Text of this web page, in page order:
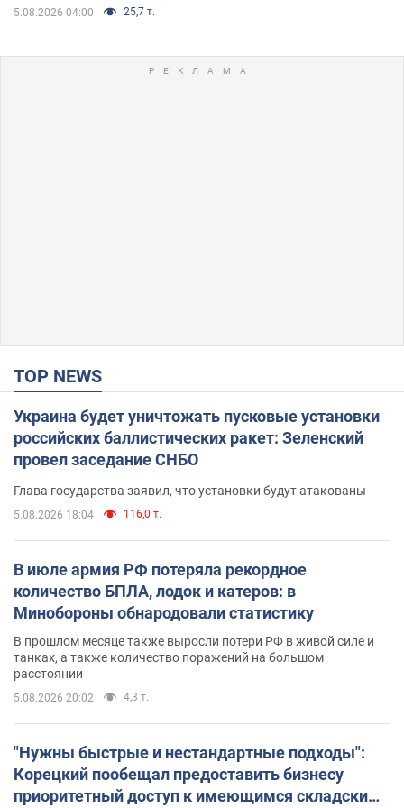
5.08.2026 04:00 25,7 т.
TOP NEWS
Украина будет уничтожать пусковые установки
российских баллистических ракет: Зеленский
провел заседание СНБО
Глава государства заявил, что установки будут атакованы
5.08.2026 18:04 116,0 т.
В июле армия РФ потеряла рекордное
количество БПЛА, лодок и катеров: в
Минобороны обнародовали статистику
В прошлом месяце также выросли потери РФ в живой силе и
танках, а также количество поражений на большом
расстоянии
5.08.2026 20:02 4,3 т.
"Нужны быстрые и нестандартные подходы":
Корецкий пообещал предоставить бизнесу
приоритетный доступ к имеющимся складским